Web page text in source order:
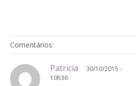
Comentários:
Patricia
30/10/2015 -
10h36